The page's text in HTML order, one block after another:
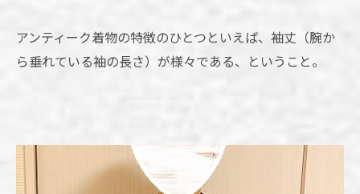
アンティーク着物の特徴のひとつといえば、袖丈（腕か
ら垂れている袖の長さ）が様々である、ということ。